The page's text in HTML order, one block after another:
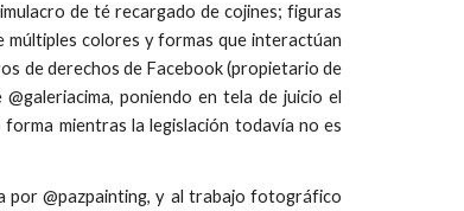
de té recargado de cojines; figuras
múltiples colores y formas que interactúan
de derechos de Facebook (propietario de
poniendo en tela de juicio el
mientras la legislación todavía no es
por @pazpainting, y al trabajo fotográfico